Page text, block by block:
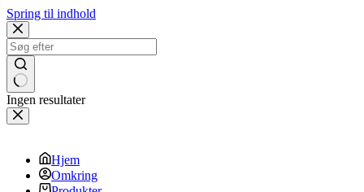
Spring til indhold
Ingen resultater
Hjem
Omkring